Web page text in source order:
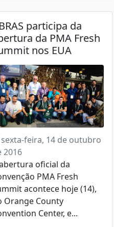
participa da
da PMA Fresh
nos EUA
sexta-feira, 14 de outubro
2016
oficial da
PMA Fresh
acontece hoje (14),
Orange County
Center, e...